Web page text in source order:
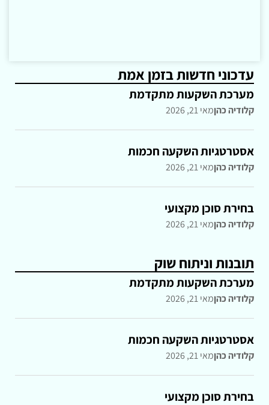
עדכוני חדשות בזמן אמת
מערכת השקעות מתקדמת
קלודיה כהןמאי 21, 2026
אסטרטגיות השקעה חכמות
קלודיה כהןמאי 21, 2026
בחירת סוכן מקצועי
קלודיה כהןמאי 21, 2026
תובנות וניתוח שוק
מערכת השקעות מתקדמת
קלודיה כהןמאי 21, 2026
אסטרטגיות השקעה חכמות
קלודיה כהןמאי 21, 2026
בחירת סוכן מקצועי